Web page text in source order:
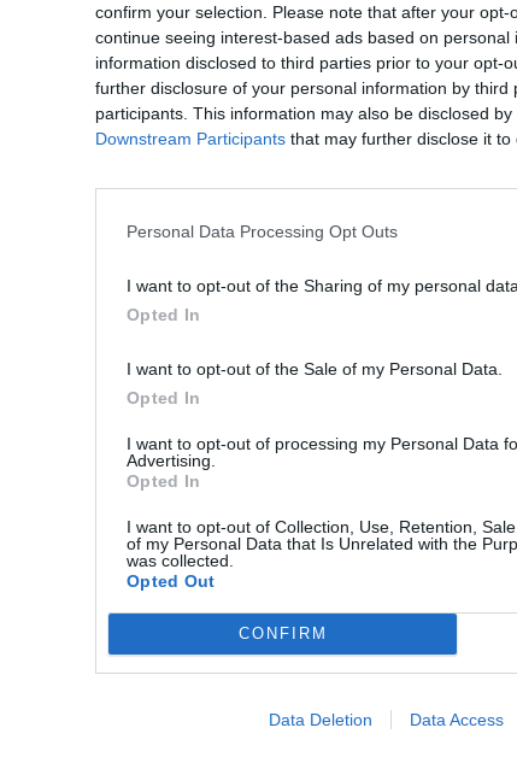
confirm your selection. Please note that after your
continue seeing interest-based ads based on
information disclosed to third parties prior to your opt-
further disclosure of your personal information by third
participants. This information may also be disclosed
Downstream Participants that may further disclose it to
Personal Data Processing Opt Outs
I want to opt-out of the Sharing of my personal data.
Opted In
I want to opt-out of the Sale of my Personal Data.
Opted In
I want to opt-out of processing my Personal Data
Advertising.
Opted In
I want to opt-out of Collection, Use, Retention,
of my Personal Data that Is Unrelated with the
was collected.
Opted Out
CONFIRM
Data Deletion Data Access
στο στούντιο, ωστόσο, όπως λέει αυτό δεν ήταν